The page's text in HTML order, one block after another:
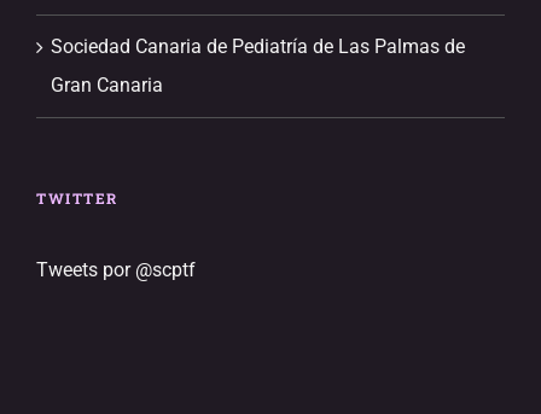
Sociedad Canaria de Pediatría de Las Palmas de
Gran Canaria
TWITTER
Tweets por @scptf